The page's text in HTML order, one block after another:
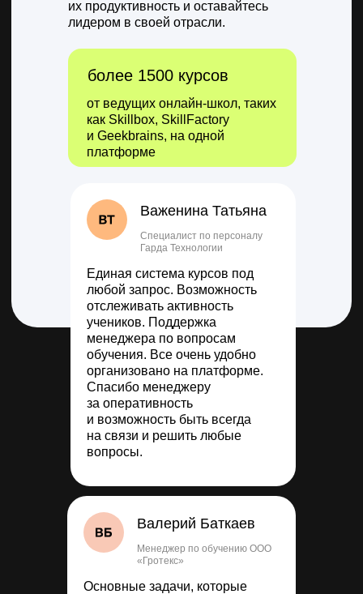
их продуктивность и оставайтесь
лидером в своей отрасли.
более 1500 курсов
от ведущих онлайн-школ, таких
как Skillbox, SkillFactory
и Geekbrains, на одной
платформе
Специалист по персоналу
Гарда Технологии
Важенина Татьяна
Единая система курсов под
любой запрос. Возможность
отслеживать активность
учеников. Поддержка
менеджера по вопросам
обучения. Все очень удобно
организовано на платформе.
Спасибо менеджеру
за оперативность
и возможность быть всегда
на связи и решить любые
вопросы.
Валерий Баткаев
Менеджер по обучению ООО
«Гротекс»
Основные задачи, которые